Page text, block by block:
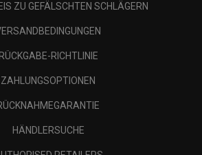
ZU GEFÄLSCHTEN SCHLÄGERN
RÜCKGABE-RICHTLINIE
ZAHLUNGSOPTIONEN
HÄNDLERSUCHE